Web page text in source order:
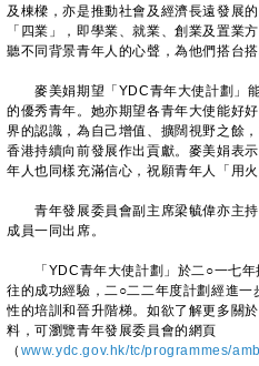
及棟樑，亦是推動社會及經濟長遠發展
「四業」，即學業、就業、創業及置業
聽不同背景青年人的心聲，為他們搭台
麥美娟期望「YDC青年大使計劃」能
的優秀青年。她亦期望各青年大使能好
界的認識，為自己增值、擴闊視野之餘
香港持續向前發展作出貢獻。麥美娟表
年人也同樣充滿信心，祝願青年人「用
青年發展委員會副主席梁毓偉亦主持
成員一同出席。
「YDC青年大使計劃」於二○一七年
往的成功經驗，二○二二年度計劃經進
性的培訓和晉升階梯。如欲了解更多關
料，可瀏覽青年發展委員會的網頁
（ www.ydc.gov.hk/tc/programmes/